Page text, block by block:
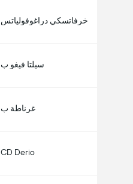
خرفاتسكي دراغوفولياتس
سيلتا فيغو ب
غرناطة ب
CD Derio